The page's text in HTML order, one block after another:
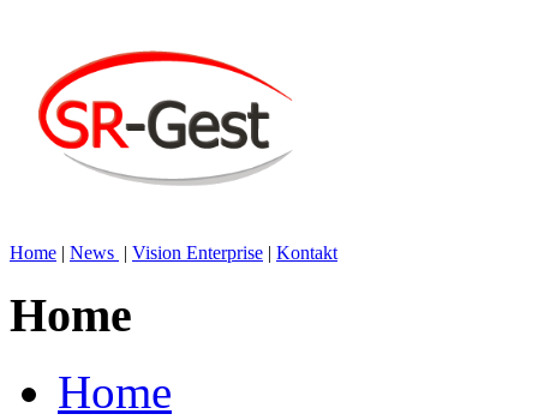
Home | News | Vision Enterprise | Kontakt
Home
Home